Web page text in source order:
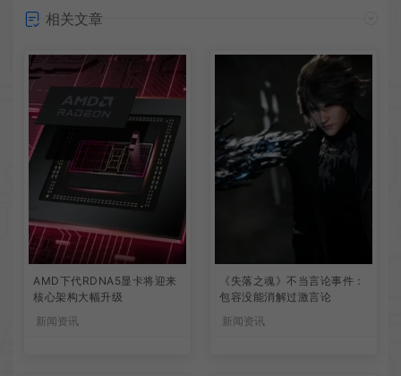
相关文章
AMD下代RDNA5显卡将迎来
核心架构大幅升级
新闻资讯
《失落之魂》不当言论事件：
包容没能消解过激言论
新闻资讯